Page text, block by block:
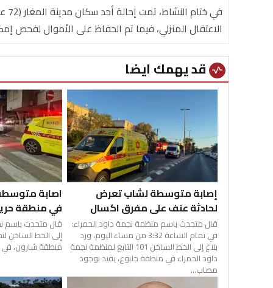
الاعتقال المنزلي، فيما تم الحفاظ على الأموال لفحص
vital_signs قد يهمك ايضا
إصابة متوسطة لشاب تعرض
لحادثة عنف على مفرق اكسال
قال متحدث باسم منظمة نجمة داود الحمراء:
في تمام الساعة 3:32 من مساء اليوم، ورد
بلاغ إلى الخط الساخن 101 التابع لمنظمة نجمة
داود الحمراء في منطقة جلبوع، يفيد بوجود
مصاب...
اصابة
في منطقة
قال متحدث باسم
منطقة شارون، في